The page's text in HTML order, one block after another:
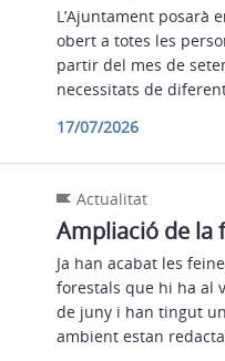
L’Ajuntament posarà
obert a totes les
partir del mes de
necessitats de
17/07/2026
Actualitat
Ampliació de la
Ja han acabat les
forestals que hi ha al
de juny i han tingut
ambient estan